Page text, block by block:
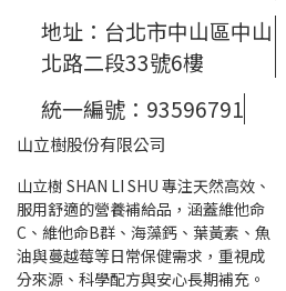
地址：台北市中山區中山
北路二段33號6樓
統一編號：93596791
山立樹股份有限公司
山立樹 SHAN LI SHU 專注天然高效、
服用舒適的營養補給品，涵蓋維他命
C、維他命B群、海藻鈣、葉黃素、魚
油與蔓越莓等日常保健需求，重視成
分來源、科學配方與安心長期補充。